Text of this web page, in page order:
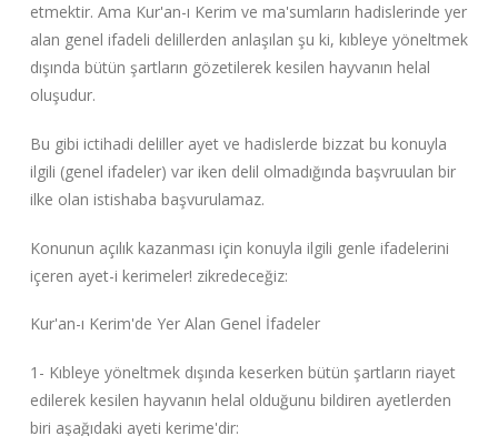
etmektir. Ama Kur'an-ı Kerim ve ma'sumların hadislerinde yer
alan genel ifadeli delillerden anlaşılan şu ki, kıbleye yöneltmek
dışında bütün şartların gözetilerek kesilen hayvanın helal
oluşudur.
Bu gibi ictihadi deliller ayet ve hadislerde bizzat bu konuyla
ilgili (genel ifadeler) var iken delil olmadığında başvruulan bir
ilke olan istishaba başvurulamaz.
Konunun açılık kazanması için konuyla ilgili genle ifadelerini
içeren ayet-i kerimeler! zikredeceğiz:
Kur'an-ı Kerim'de Yer Alan Genel İfadeler
1- Kıbleye yöneltmek dışında keserken bütün şartların riayet
edilerek kesilen hayvanın helal olduğunu bildiren ayetlerden
biri aşağıdaki ayeti kerime'dir: